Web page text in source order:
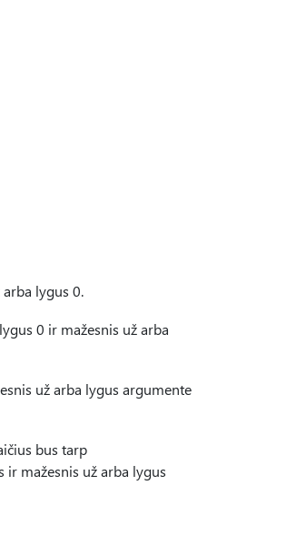
lygus 0.
0 ir mažesnis už arba
už arba lygus argumente
bus tarp
ir mažesnis už arba lygus